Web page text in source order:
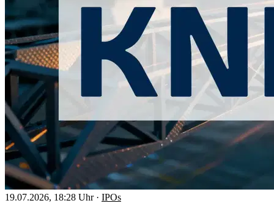
19.07.2026, 18:28 Uhr · IPOs